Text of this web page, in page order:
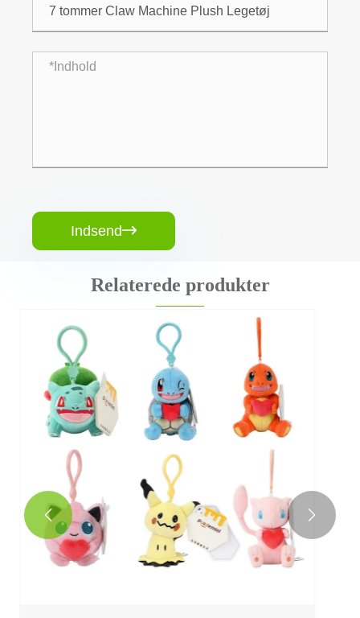
Indsend
Relaterede produkter
Mini Claw Machine Plush Legetøj
Se mere >>
 